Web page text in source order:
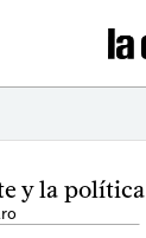
y la política